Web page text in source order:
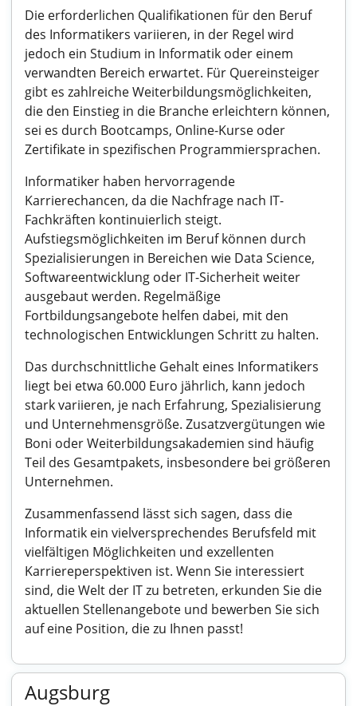
Die erforderlichen Qualifikationen für den Beruf
des Informatikers variieren, in der Regel wird
jedoch ein Studium in Informatik oder einem
verwandten Bereich erwartet. Für Quereinsteiger
gibt es zahlreiche Weiterbildungsmöglichkeiten,
die den Einstieg in die Branche erleichtern können,
sei es durch Bootcamps, Online-Kurse oder
Zertifikate in spezifischen Programmiersprachen.
Informatiker haben hervorragende
Karrierechancen, da die Nachfrage nach IT-
Fachkräften kontinuierlich steigt.
Aufstiegsmöglichkeiten im Beruf können durch
Spezialisierungen in Bereichen wie Data Science,
Softwareentwicklung oder IT-Sicherheit weiter
ausgebaut werden. Regelmäßige
Fortbildungsangebote helfen dabei, mit den
technologischen Entwicklungen Schritt zu halten.
Das durchschnittliche Gehalt eines Informatikers
liegt bei etwa 60.000 Euro jährlich, kann jedoch
stark variieren, je nach Erfahrung, Spezialisierung
und Unternehmensgröße. Zusatzvergütungen wie
Boni oder Weiterbildungsakademien sind häufig
Teil des Gesamtpakets, insbesondere bei größeren
Unternehmen.
Zusammenfassend lässt sich sagen, dass die
Informatik ein vielversprechendes Berufsfeld mit
vielfältigen Möglichkeiten und exzellenten
Karriereperspektiven ist. Wenn Sie interessiert
sind, die Welt der IT zu betreten, erkunden Sie die
aktuellen Stellenangebote und bewerben Sie sich
auf eine Position, die zu Ihnen passt!
Augsburg